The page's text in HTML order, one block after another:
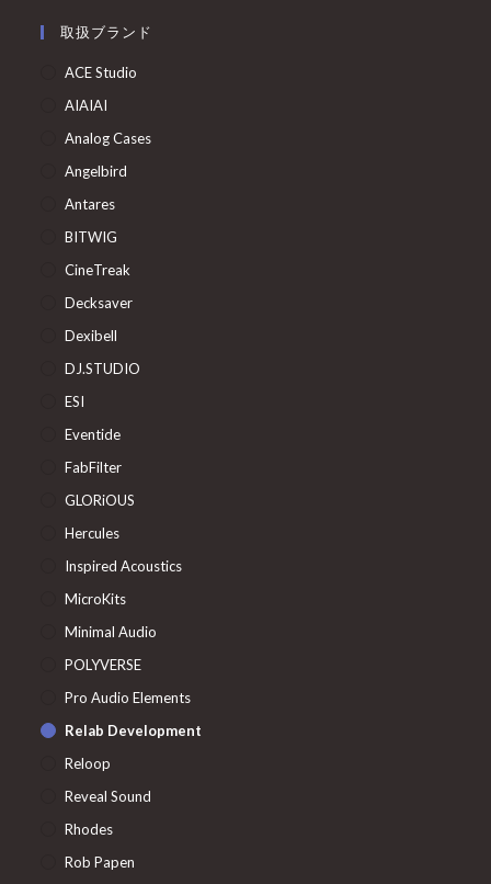
取扱ブランド
ACE Studio
AIAIAI
Analog Cases
Angelbird
Antares
BITWIG
CineTreak
Decksaver
Dexibell
DJ.STUDIO
ESI
Eventide
FabFilter
GLORiOUS
Hercules
Inspired Acoustics
MicroKits
Minimal Audio
POLYVERSE
Pro Audio Elements
Relab Development
Reloop
Reveal Sound
Rhodes
Rob Papen